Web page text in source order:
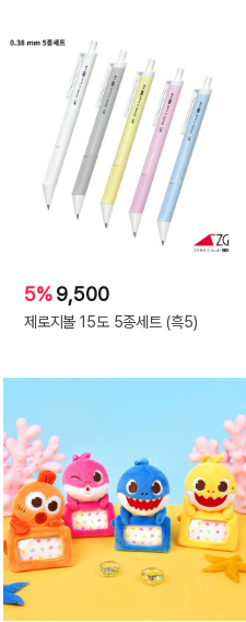
5%9,500
제로지볼 15도 5종세트 (흑5)